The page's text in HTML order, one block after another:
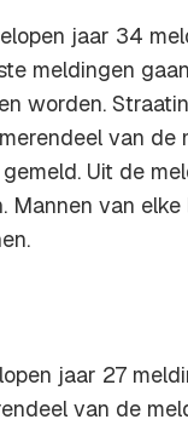
jaar 34
meldingen
worden.
van
Uit de
Mannen van
jaar 27
van de